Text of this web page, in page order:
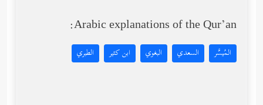
Arabic explanations of the Qur’an:
المُيسَّر السعدي البغوي ابن كثير الطبري